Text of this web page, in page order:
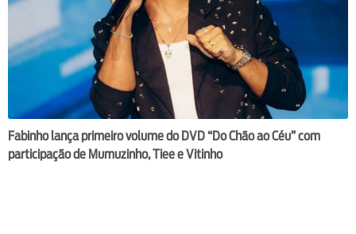
Fabinho lança primeiro volume do DVD “Do Chão ao Céu” com
participação de Mumuzinho, Tiee e Vitinho